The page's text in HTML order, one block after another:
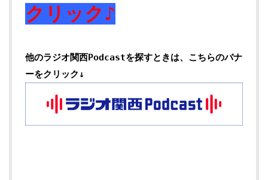
クリック♪
他のラジオ関西Podcastを探すときは、こちらのバナ
ーをクリック↓